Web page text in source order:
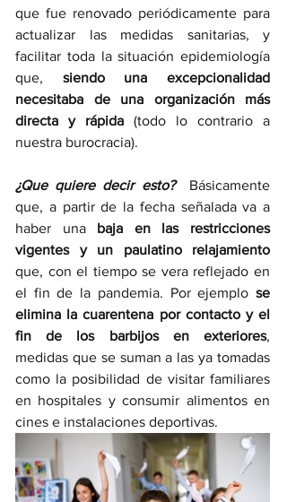
que fue renovado periódicamente para
actualizar las medidas sanitarias, y
facilitar toda la situación epidemiología
que, siendo una excepcionalidad
necesitaba de una organización más
directa y rápida (todo lo contrario a
nuestra burocracia).
¿Que quiere decir esto?
  Básicamente
que, a partir de la fecha señalada va a
haber una baja en las restricciones
vigentes y un paulatino relajamiento
que, con el tiempo se vera reflejado en
el fin de la pandemia. Por ejemplo se
elimina la cuarentena por contacto y el
fin de los barbijos en exteriores,
medidas que se suman a las ya tomadas
como la posibilidad de visitar familiares
en hospitales y consumir alimentos en
cines e instalaciones deportivas.